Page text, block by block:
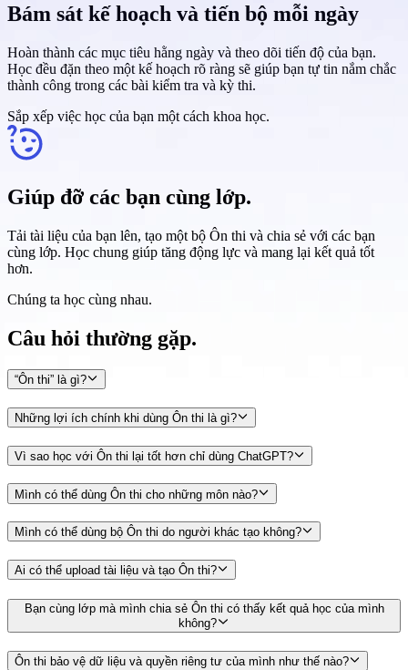
Bám sát kế hoạch và tiến bộ mỗi ngày
Hoàn thành các mục tiêu hằng ngày và theo dõi tiến độ của bạn.
Học đều đặn theo một kế hoạch rõ ràng sẽ giúp bạn tự tin nắm chắc
thành công trong các bài kiểm tra và kỳ thi.
Sắp xếp việc học của bạn một cách khoa học.
Giúp đỡ các bạn cùng lớp.
Tải tài liệu của bạn lên, tạo một bộ Ôn thi và chia sẻ với các bạn
cùng lớp. Học chung giúp tăng động lực và mang lại kết quả tốt
hơn.
Chúng ta học cùng nhau.
Câu hỏi thường gặp.
“Ôn thi” là gì?
Những lợi ích chính khi dùng Ôn thi là gì?
Vì sao học với Ôn thi lại tốt hơn chỉ dùng ChatGPT?
Mình có thể dùng Ôn thi cho những môn nào?
Mình có thể dùng bộ Ôn thi do người khác tạo không?
Ai có thể upload tài liệu và tạo Ôn thi?
Bạn cùng lớp mà mình chia sẻ Ôn thi có thấy kết quả học của mình
không?
Ôn thi bảo vệ dữ liệu và quyền riêng tư của mình như thế nào?